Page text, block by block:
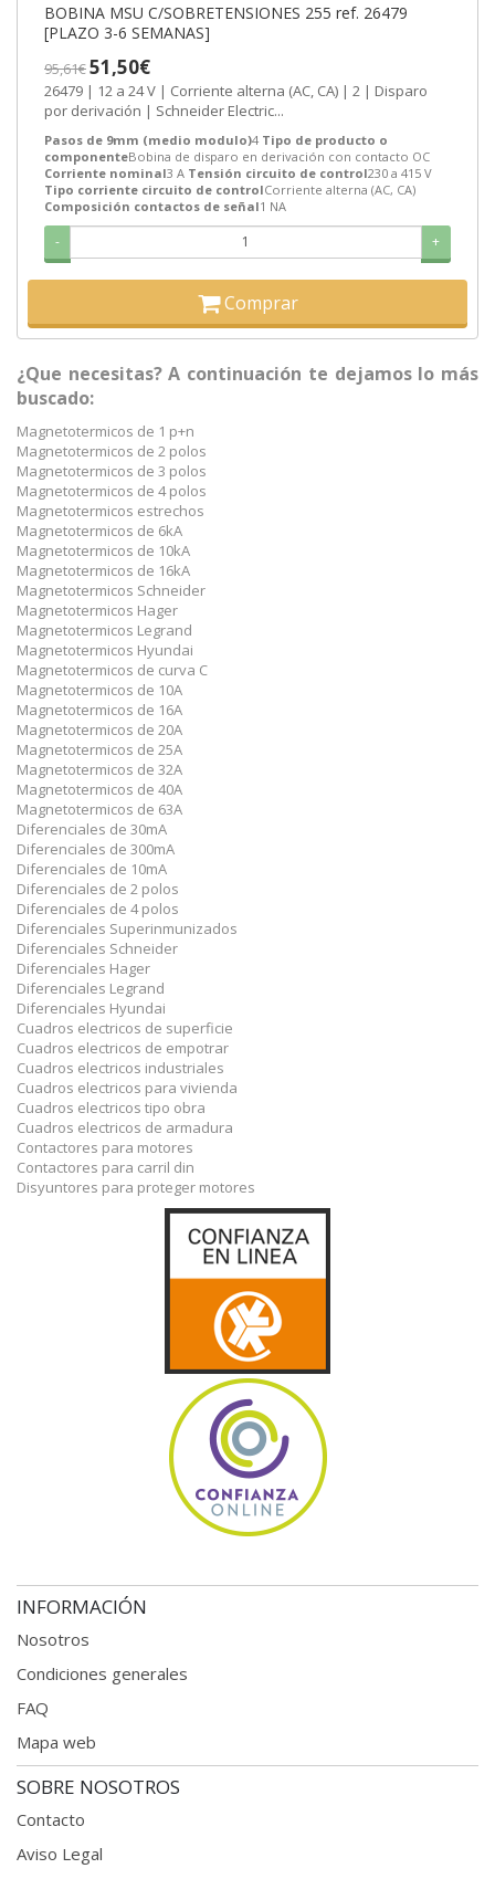
BOBINA MSU C/SOBRETENSIONES 255 ref. 26479
[PLAZO 3-6 SEMANAS]
95,61€51,50€
26479 | 12 a 24 V | Corriente alterna (AC, CA) | 2 | Disparo
por derivación | Schneider Electric...
Pasos de 9mm (medio modulo)4 Tipo de producto o
componenteBobina de disparo en derivación con contacto OC
Corriente nominal3 A Tensión circuito de control230 a 415 V
Tipo corriente circuito de controlCorriente alterna (AC, CA)
Composición contactos de señal1 NA
- +
Comprar
¿Que necesitas? A continuación te dejamos lo más
buscado:
Magnetotermicos de 1 p+n
Magnetotermicos de 2 polos
Magnetotermicos de 3 polos
Magnetotermicos de 4 polos
Magnetotermicos estrechos
Magnetotermicos de 6kA
Magnetotermicos de 10kA
Magnetotermicos de 16kA
Magnetotermicos Schneider
Magnetotermicos Hager
Magnetotermicos Legrand
Magnetotermicos Hyundai
Magnetotermicos de curva C
Magnetotermicos de 10A
Magnetotermicos de 16A
Magnetotermicos de 20A
Magnetotermicos de 25A
Magnetotermicos de 32A
Magnetotermicos de 40A
Magnetotermicos de 63A
Diferenciales de 30mA
Diferenciales de 300mA
Diferenciales de 10mA
Diferenciales de 2 polos
Diferenciales de 4 polos
Diferenciales Superinmunizados
Diferenciales Schneider
Diferenciales Hager
Diferenciales Legrand
Diferenciales Hyundai
Cuadros electricos de superficie
Cuadros electricos de empotrar
Cuadros electricos industriales
Cuadros electricos para vivienda
Cuadros electricos tipo obra
Cuadros electricos de armadura
Contactores para motores
Contactores para carril din
Disyuntores para proteger motores
INFORMACIÓN
Nosotros
Condiciones generales
FAQ
Mapa web
SOBRE NOSOTROS
Contacto
Aviso Legal